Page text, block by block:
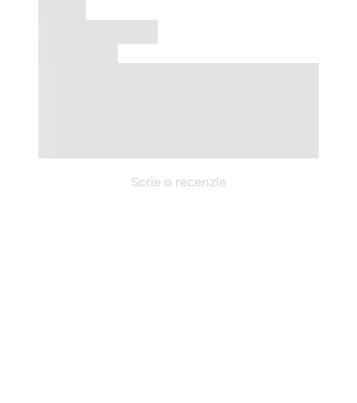
Scrie o recenzie